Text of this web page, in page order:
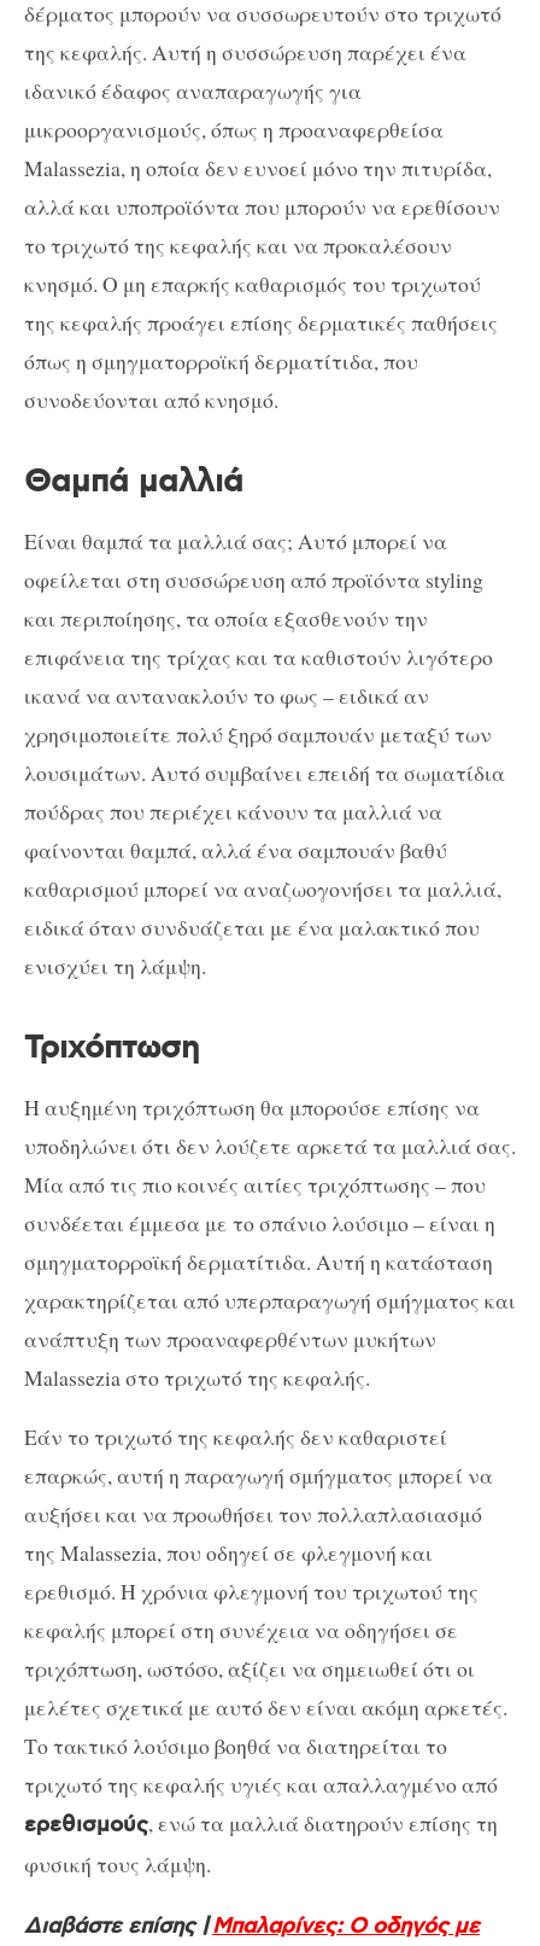
δέρματος μπορούν να συσσωρευτούν στο τριχωτό
της κεφαλής. Αυτή η συσσώρευση παρέχει ένα
ιδανικό έδαφος αναπαραγωγής για
μικροοργανισμούς, όπως η προαναφερθείσα
Malassezia, η οποία δεν ευνοεί μόνο την πιτυρίδα,
αλλά και υποπροϊόντα που μπορούν να ερεθίσουν
το τριχωτό της κεφαλής και να προκαλέσουν
κνησμό. Ο μη επαρκής καθαρισμός του τριχωτού
της κεφαλής προάγει επίσης δερματικές παθήσεις
όπως η σμηγματορροϊκή δερματίτιδα, που
συνοδεύονται από κνησμό.
Θαμπά μαλλιά
Είναι θαμπά τα μαλλιά σας; Αυτό μπορεί να
οφείλεται στη συσσώρευση από προϊόντα styling
και περιποίησης, τα οποία εξασθενούν την
επιφάνεια της τρίχας και τα καθιστούν λιγότερο
ικανά να αντανακλούν το φως – ειδικά αν
χρησιμοποιείτε πολύ ξηρό σαμπουάν μεταξύ των
λουσιμάτων. Αυτό συμβαίνει επειδή τα σωματίδια
πούδρας που περιέχει κάνουν τα μαλλιά να
φαίνονται θαμπά, αλλά ένα σαμπουάν βαθύ
καθαρισμού μπορεί να αναζωογονήσει τα μαλλιά,
ειδικά όταν συνδυάζεται με ένα μαλακτικό που
ενισχύει τη λάμψη.
Τριχόπτωση
Η αυξημένη τριχόπτωση θα μπορούσε επίσης να
υποδηλώνει ότι δεν λούζετε αρκετά τα μαλλιά σας.
Μία από τις πιο κοινές αιτίες τριχόπτωσης – που
συνδέεται έμμεσα με το σπάνιο λούσιμο – είναι η
σμηγματορροϊκή δερματίτιδα. Αυτή η κατάσταση
χαρακτηρίζεται από υπερπαραγωγή σμήγματος και
ανάπτυξη των προαναφερθέντων μυκήτων
Malassezia στο τριχωτό της κεφαλής.
Εάν το τριχωτό της κεφαλής δεν καθαριστεί
επαρκώς, αυτή η παραγωγή σμήγματος μπορεί να
αυξήσει και να προωθήσει τον πολλαπλασιασμό
της Malassezia, που οδηγεί σε φλεγμονή και
ερεθισμό. Η χρόνια φλεγμονή του τριχωτού της
κεφαλής μπορεί στη συνέχεια να οδηγήσει σε
τριχόπτωση, ωστόσο, αξίζει να σημειωθεί ότι οι
μελέτες σχετικά με αυτό δεν είναι ακόμη αρκετές.
Το τακτικό λούσιμο βοηθά να διατηρείται το
τριχωτό της κεφαλής υγιές και απαλλαγμένο από
ερεθισμούς, ενώ τα μαλλιά διατηρούν επίσης τη
φυσική τους λάμψη.
Διαβάστε επίσης |Μπαλαρίνες: Ο οδηγός με